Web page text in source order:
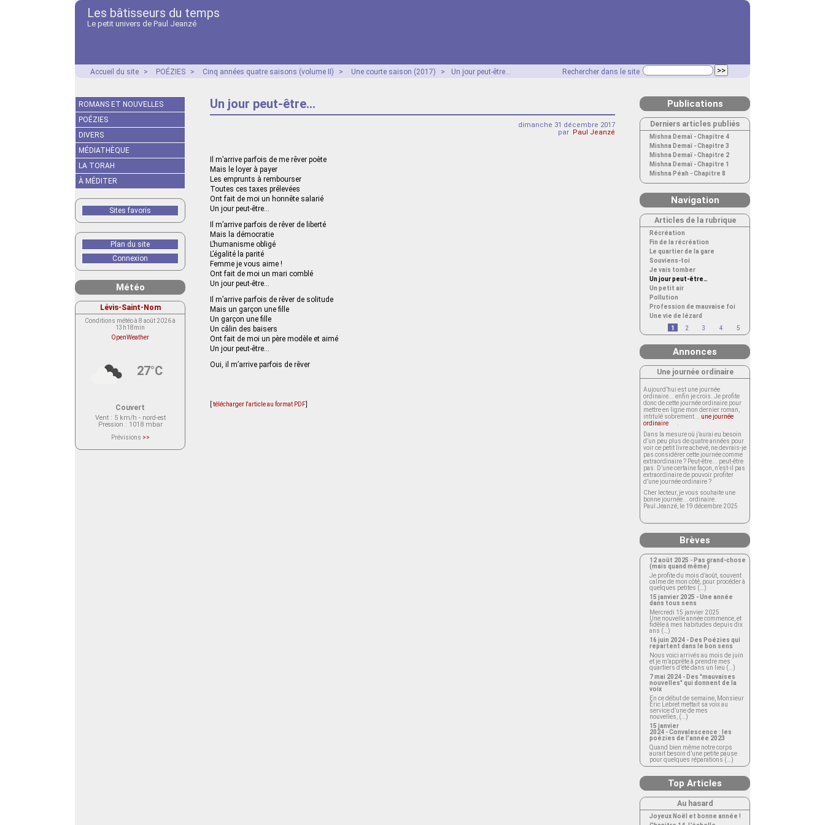
Les bâtisseurs du temps
Le petit univers de Paul Jeanzé
Rechercher dans le site
Accueil du site > POÉZIES > Cinq années quatre saisons (volume II) > Une courte saison (2017) > Un jour peut-être…
Un jour peut-être…
dimanche 31 décembre 2017
par Paul Jeanzé
Il m’arrive parfois de me rêver poète
Mais le loyer à payer
Les emprunts à rembourser
Toutes ces taxes prélevées
Ont fait de moi un honnête salarié
Un jour peut-être…
Il m’arrive parfois de rêver de liberté
Mais la démocratie
L’humanisme obligé
L’égalité la parité
Femme je vous aime !
Ont fait de moi un mari comblé
Un jour peut-être…
Il m’arrive parfois de rêver de solitude
Mais un garçon une fille
Un garçon une fille
Un câlin des baisers
Ont fait de moi un père modèle et aimé
Un jour peut-être…
Oui, il m’arrive parfois de rêver
télécharger l'article au format PDF
ROMANS ET NOUVELLES
POÉZIES
DIVERS
MÉDIATHÈQUE
LA TORAH
À MÉDITER
Sites favoris
Plan du site
Connexion
Météo
Lévis-Saint-Nom
Conditions météo à 8 août 2026 à
13h18min
OpenWeather
27°C
Couvert
Vent: 5 km/h - nord-est
Pression : 1018 mbar
Prévisions >>
actuellement aucune prévision
Publications
Derniers articles publiés
Mishna Demaï - Chapitre 4
Mishna Demaï - Chapitre 3
Mishna Demaï - Chapitre 2
Mishna Demaï - Chapitre 1
Mishna Péah - Chapitre 8
Navigation
Articles de la rubrique
Récréation
Fin de la récréation
Le quartier de la gare
Souviens-toi
Je vais tomber
Un jour peut-être…
Un petit air
Pollution
Profession de mauvaise foi
Une vie de lézard
1
2 3 4 5
Annonces
Une journée ordinaire
Aujourd’hui est une journée
ordinaire... enfin je crois. Je profite
donc de cette journée ordinaire pour
mettre en ligne mon dernier roman,
intitulé sobrement... une journée
ordinaire
Dans la mesure où j’aurai eu besoin
d’un peu plus de quatre années pour
voir ce petit livre achevé, ne devrais-je
pas considérer cette journée comme
extraordinaire ? Peut-être... peut-être
pas. D’une certaine façon, n’est-il pas
extraordinaire de pouvoir profiter
d’une journée ordinaire ?
Cher lecteur, je vous souhaite une
bonne journée... ordinaire.
Paul Jeanzé, le 19 décembre 2025
Brèves
12 août 2025 - Pas grand-chose
(mais quand même)
Je profite du mois d’août, souvent
calme de mon côté, pour procéder à
quelques petites (…)
15 janvier 2025 - Une année
dans tous sens
Mercredi 15 janvier 2025
Une nouvelle année commence, et
fidèle à mes habitudes depuis dix
ans (…)
16 juin 2024 - Des Poézies qui
repartent dans le bon sens
Nous voici arrivés au mois de juin
et je m’apprête à prendre mes
quartiers d’été dans un lieu (…)
7 mai 2024 - Des "mauvaises
nouvelles" qui donnent de la
voix
En ce début de semaine, Monsieur
Éric Lebret mettait sa voix au
service d’une de mes
nouvelles, (…)
15 janvier
2024 - Convalescence : les
poézies de l’année 2023
Quand bien même notre corps
aurait besoin d’une petite pause
pour quelques réparations (…)
Top Articles
Au hasard
Joyeux Noël et bonne année !